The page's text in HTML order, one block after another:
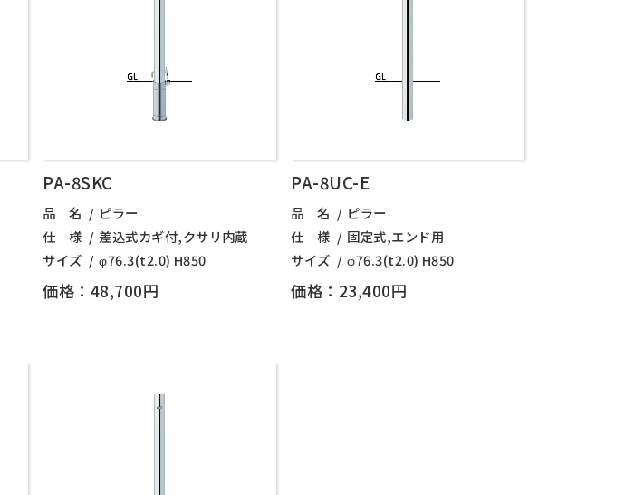
PA-8SKC
品 名
ピラー
仕 様
差込式カギ付,クサリ内蔵
サイズ
φ76.3(t2.0) H850
価格：48,700円
PA-8UC-E
品 名
ピラー
仕 様
固定式,エンド用
サイズ
φ76.3(t2.0) H850
価格：23,400円